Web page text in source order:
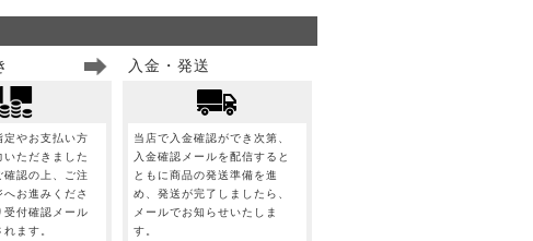
定やお支払い方
いただきました
確認の上、ご注
お進みくださ
受付確認メール
ます。
入金・発送
当店で入金確認ができ次第、
入金確認メールを配信すると
ともに商品の発送準備を進
め、発送が完了しましたら、
メールでお知らせいたしま
す。